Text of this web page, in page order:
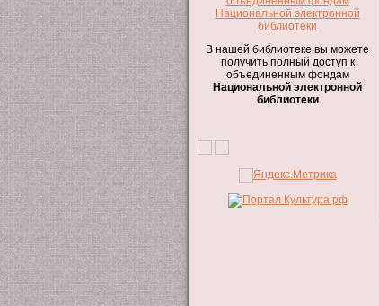
В нашей библиотеке вы можете
получить полный доступ к
объединенным фондам
Национальной электронной
библиотеки